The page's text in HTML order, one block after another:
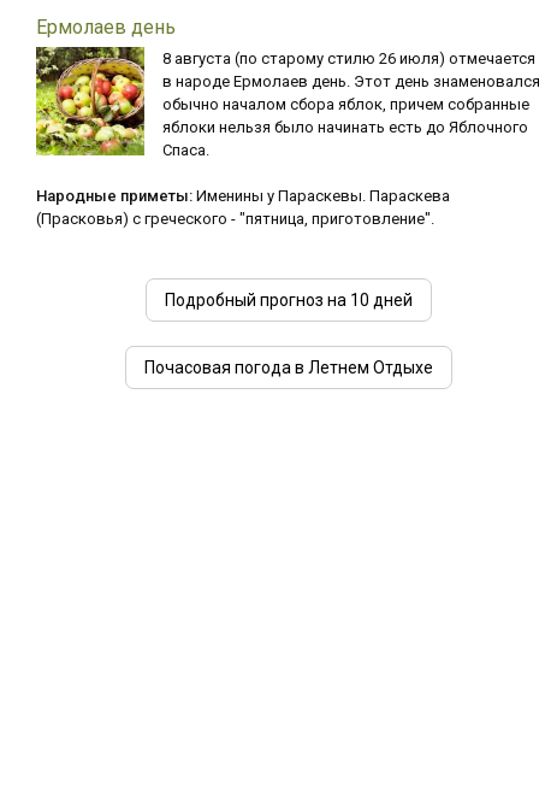
Ермолаев день
8 августа (по старому стилю 26 июля) отмечается
в народе Ермолаев день. Этот день знаменовался
обычно началом сбора яблок, причем собранные
яблоки нельзя было начинать есть до Яблочного
Спаса.
Народные приметы: Именины у Параскевы. Параскева
(Прасковья) с греческого - "пятница, приготовление".
Подробный прогноз на 10 дней
Почасовая погода в Летнем Отдыхе